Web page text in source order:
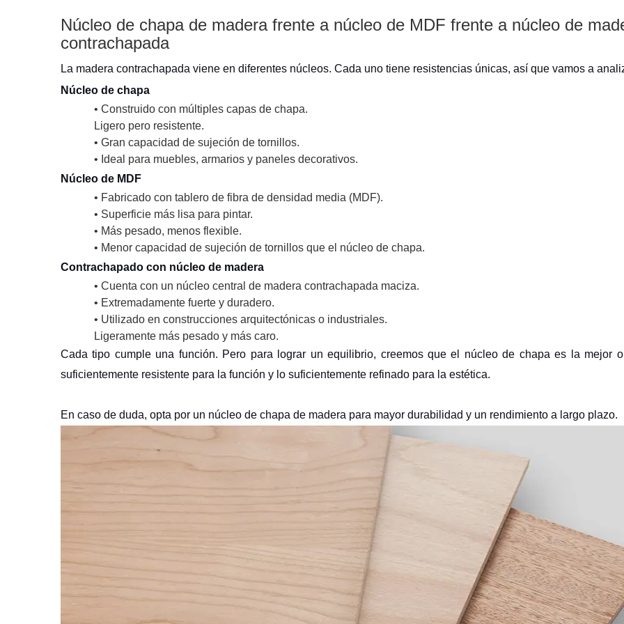
Núcleo de chapa de madera frente a núcleo de MDF frente a núcleo de
contrachapada
La madera contrachapada viene en diferentes núcleos. Cada uno tiene resistencias únicas, así que vamos a
Núcleo de chapa
• Construido con múltiples capas de chapa.
Ligero pero resistente.
• Gran capacidad de sujeción de tornillos.
• Ideal para muebles, armarios y paneles decorativos.
Núcleo de MDF
• Fabricado con tablero de fibra de densidad media (MDF).
• Superficie más lisa para pintar.
• Más pesado, menos flexible.
• Menor capacidad de sujeción de tornillos que el núcleo de chapa.
Contrachapado con núcleo de madera
• Cuenta con un núcleo central de madera contrachapada maciza.
• Extremadamente fuerte y duradero.
• Utilizado en construcciones arquitectónicas o industriales.
Ligeramente más pesado y más caro.
Cada tipo cumple una función. Pero para lograr un equilibrio, creemos que el núcleo de chapa es la mejor
suficientemente resistente para la función y lo suficientemente refinado para la estética.
En caso de duda, opta por un núcleo de chapa de madera para mayor durabilidad y un rendimiento a largo plazo.